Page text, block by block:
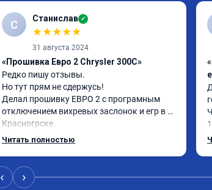
С Станислав ✓
★★★★★
31 августа 2024
«Прошивка Евро 2 Chrysler 300C»
Редко пишу отзывы.
Но тут прям не сдержусь!
Делал прошивку ЕВРО 2 с програмным
отключением вихревых заслонок и егр в
Красногрске.
Все прошло отлично,расход топлива
удаления вихревых заслонок в аварийном
режиме,но и до удаления их расход
Читать полностью
‹ ›